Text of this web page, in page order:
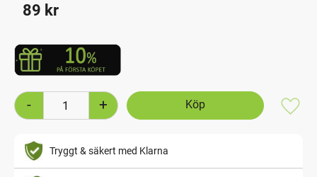
89 kr
+
-
Tryggt & säkert med Klarna